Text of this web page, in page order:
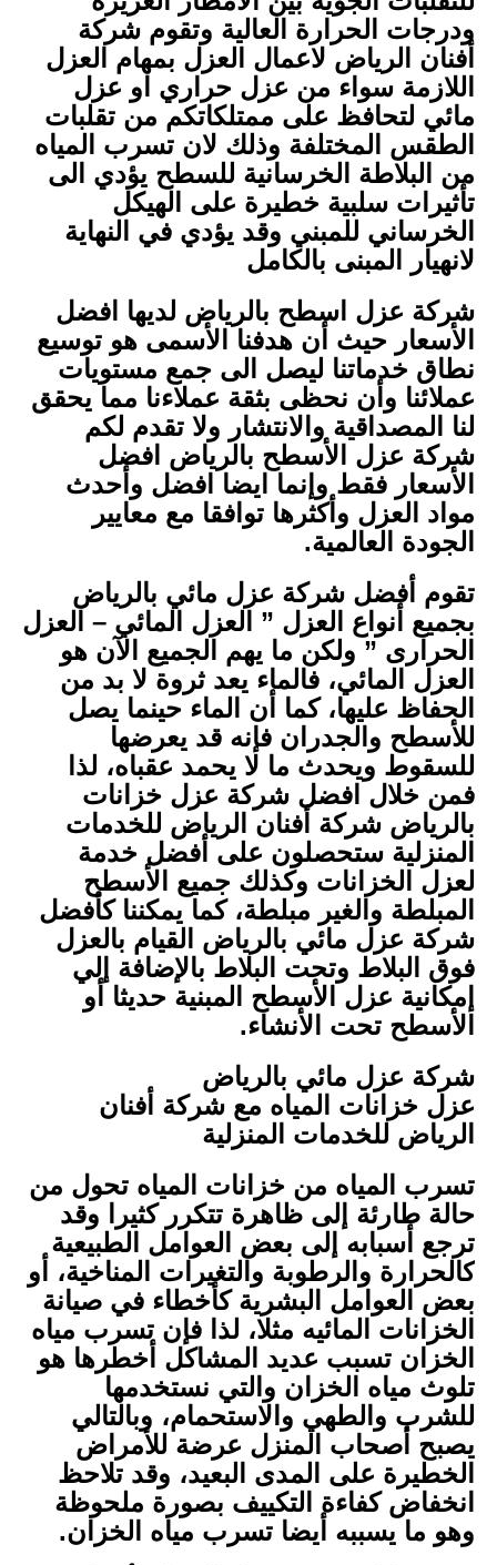
ودرجات الحرارة العالية وتقوم شركة
أفنان الرياض لاعمال العزل بمهام العزل
اللازمة سواء من عزل حراري او عزل
مائي لتحافظ على ممتلكاتكم من تقلبات
الطقس المختلفة وذلك لان تسرب المياه
من البلاطة الخرسانية للسطح يؤدي الى
تأثيرات سلبية خطيرة على الهيكل
الخرساني للمبني وقد يؤدي في النهاية
لانهيار المبنى بالكامل
شركة عزل اسطح بالرياض لديها افضل
الأسعار حيث أن هدفنا الأسمى هو توسيع
نطاق خدماتنا ليصل الى جمع مستويات
عملائنا وأن نحظى بثقة عملاءنا مما يحقق
لنا المصداقية والانتشار ولا تقدم لكم
شركة عزل الأسطح بالرياض افضل
الأسعار فقط وإنما ايضا افضل وأحدث
مواد العزل وأكثرها توافقا مع معايير
الجودة العالمية.
تقوم أفضل شركة عزل مائي بالرياض
بجميع أنواع العزل ” العزل المائي – العزل
الحرارى ” ولكن ما يهم الجميع الآن هو
العزل المائي، فالماء يعد ثروة لا بد من
الحفاظ عليها، كما أن الماء حينما يصل
للأسطح والجدران فإنه قد يعرضها
للسقوط ويحدث ما لا يحمد عقباه، لذا
فمن خلال افضل شركة عزل خزانات
بالرياض شركة أفنان الرياض للخدمات
المنزلية ستحصلون على أفضل خدمة
لعزل الخزانات وكذلك جميع الأسطح
المبلطة والغير مبلطة، كما يمكننا كأفضل
شركة عزل مائي بالرياض القيام بالعزل
فوق البلاط وتحت البلاط بالإضافة إلي
إمكانية عزل الأسطح المبنية حديثا أو
الأسطح تحت الأنشاء.
شركة عزل مائي بالرياض
عزل خزانات المياه مع شركة أفنان
الرياض للخدمات المنزلية
تسرب المياه من خزانات المياه تحول من
حالة طارئة إلى ظاهرة تتكرر كثيرا وقد
ترجع أسبابه إلى بعض العوامل الطبيعية
كالحرارة والرطوبة والتغيرات المناخية، أو
بعض العوامل البشرية كأخطاء في صيانة
الخزانات المائيه مثلا، لذا فإن تسرب مياه
الخزان تسبب عديد المشاكل أخطرها هو
تلوث مياه الخزان والتي نستخدمها
للشرب والطهي والاستحمام، وبالتالي
يصبح أصحاب المنزل عرضة للأمراض
الخطيرة على المدى البعيد، وقد تلاحظ
انخفاض كفاءة التكييف بصورة ملحوظة
وهو ما يسببه أيضا تسرب مياه الخزان.